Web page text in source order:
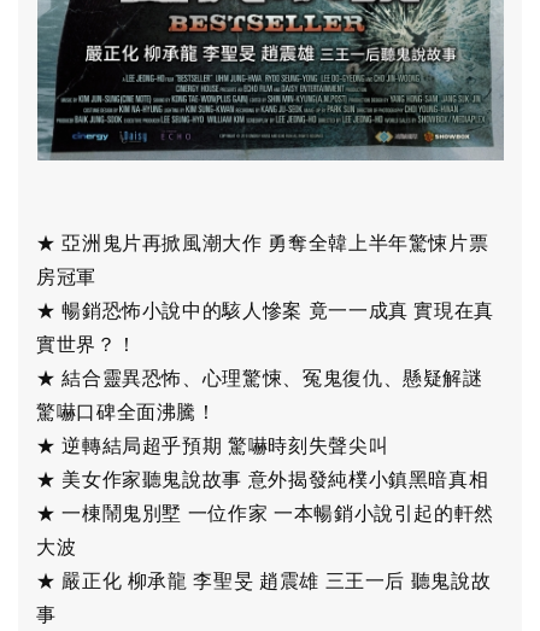
★ 亞洲鬼片再掀風潮大作 勇奪全韓上半年驚悚片票
房冠軍
★ 暢銷恐怖小說中的駭人慘案 竟一一成真 實現在真
實世界？！
★ 結合靈異恐怖、心理驚悚、冤鬼復仇、懸疑解謎
驚嚇口碑全面沸騰！
★ 逆轉結局超乎預期 驚嚇時刻失聲尖叫
★ 美女作家聽鬼說故事 意外揭發純樸小鎮黑暗真相
★ 一棟鬧鬼別墅 一位作家 一本暢銷小說引起的軒然
大波
★ 嚴正化 柳承龍 李聖旻 趙震雄 三王一后 聽鬼說故
事